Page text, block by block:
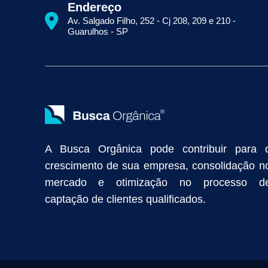
Primeira Página do Google Sem Pagar por Clique
Quais
Empresa de Prospecção B2B
Marketing Industrial Marketing
Divulgação Online
Atração de Clientes
Anunciar na Internet
Captar Clientes Criação de Site para
Endereço
Av. Salgado Filho, 252 - Cj 208, 209 e 210 -
Guarulhos - SP
A Busca Orgânica pode contribuir para
crescimento de sua empresa, consolidação
mercado e otimização no processo
captação de clientes qualificados.